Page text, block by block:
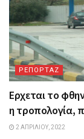
ΡΕΠΟΡΤΑΖ
Ερχεται το
η τροπολογία,
2 ΑΠΡΙΛΊΟΥ, 2022